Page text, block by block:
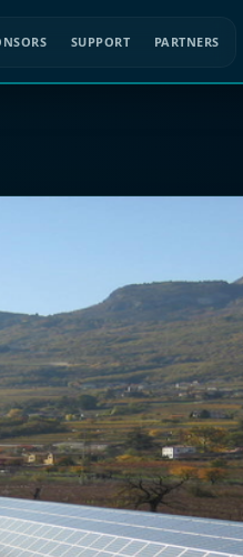
SUPPORT PARTNERS